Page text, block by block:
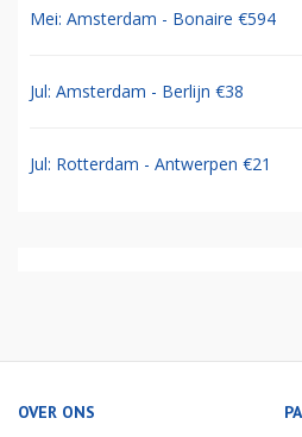
Mei: Amsterdam - Bonaire €594
Jul: Amsterdam - Berlijn €38
Jul: Rotterdam - Antwerpen €21
OVER ONS